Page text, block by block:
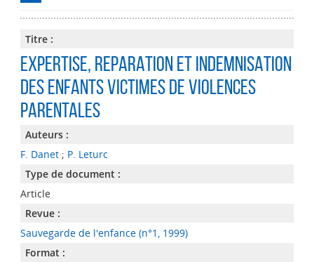
Titre :
EXPERTISE, REPARATION ET INDEMNISATION
DES ENFANTS VICTIMES DE VIOLENCES
PARENTALES
Auteurs :
F. Danet; P. Leturc
Type de document :
Article
Revue :
Sauvegarde de l'enfance (n°1, 1999)
Format :